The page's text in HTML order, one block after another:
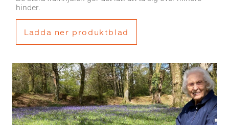
hinder.
Ladda ner produktblad